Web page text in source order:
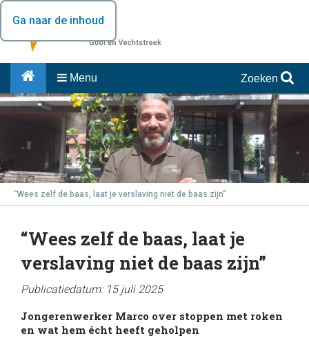
Ga naar de inhoud
Menu Zoeken
“Wees zelf de baas, laat je verslaving niet de baas zijn”
“Wees zelf de baas, laat je
verslaving niet de baas zijn”
Publicatiedatum: 15 juli 2025
Jongerenwerker Marco over stoppen met roken
en wat hem écht heeft geholpen